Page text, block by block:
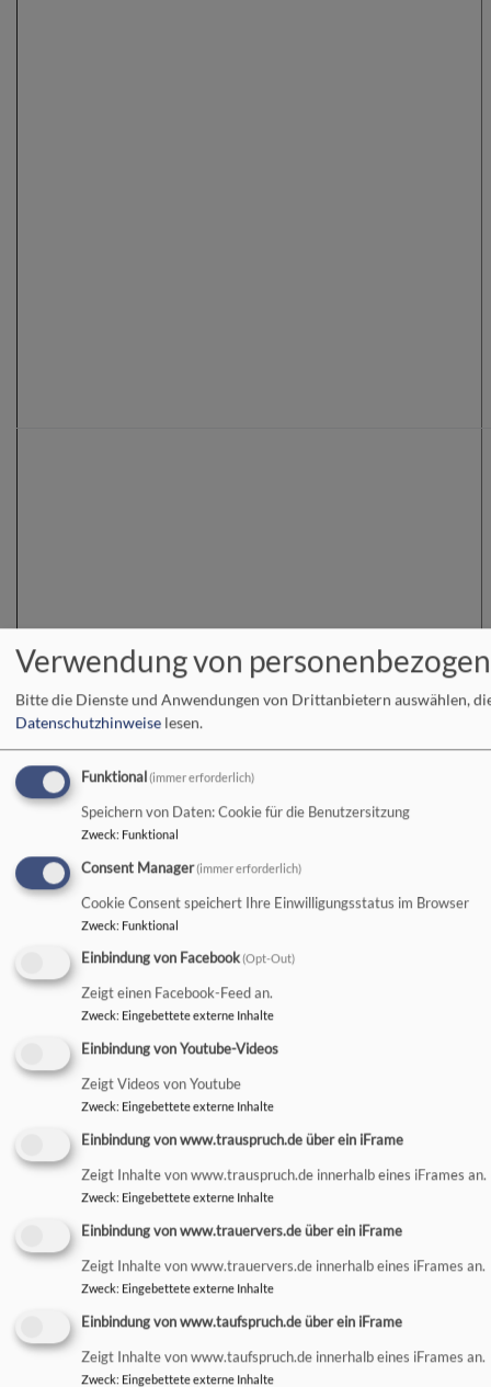
Hauptnavigation
Startseite
Fußbereichsmenü
Kontakt
Anmelden
Verwendung von
Bitte die Dienste und Anwendungen von Drittanbietern auswählen,
Datenschutzhinweise lesen.
Funktional (immer erforderlich)
Speichern von Daten: Cookie für die Benutzersitzung
Zweck: Funktional
Consent Manager(immer erforderlich)
Cookie Consent speichert Ihre Einwilligungsstatus im Browser
Zweck: Funktional
Einbindung von Facebook(Opt-Out)
Zeigt einen Facebook-Feed an.
Zweck: Eingebettete externe Inhalte
Einbindung von Youtube-Videos
Zeigt Videos von Youtube
Zweck: Eingebettete externe Inhalte
Einbindung von www.trauspruch.de über ein iFrame
Zeigt Inhalte von www.trauspruch.de innerhalb eines iFrames an.
Zweck: Eingebettete externe Inhalte
Einbindung von www.trauervers.de über ein iFrame
Zeigt Inhalte von www.trauervers.de innerhalb eines iFrames an.
Zweck: Eingebettete externe Inhalte
Einbindung von www.taufspruch.de über ein iFrame
Zeigt Inhalte von www.taufspruch.de innerhalb eines iFrames an.
Zweck: Eingebettete externe Inhalte